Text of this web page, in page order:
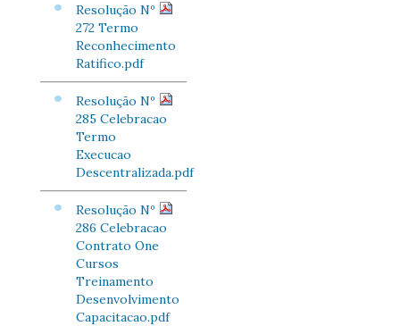
Resolução Nº
272 Termo
Reconhecimento
Ratifico.pdf
Resolução Nº
285 Celebracao
Termo
Execucao
Descentralizada.pdf
Resolução Nº
286 Celebracao
Contrato One
Cursos
Treinamento
Desenvolvimento
Capacitacao.pdf